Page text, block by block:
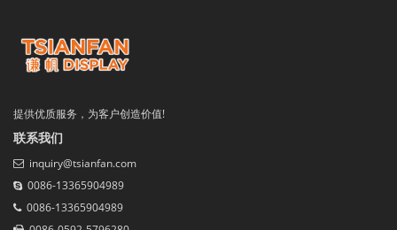
提供优质服务，为客户创造价值!
联系我们
inquiry@tsianfan.com
0086-13365904989
0086-13365904989